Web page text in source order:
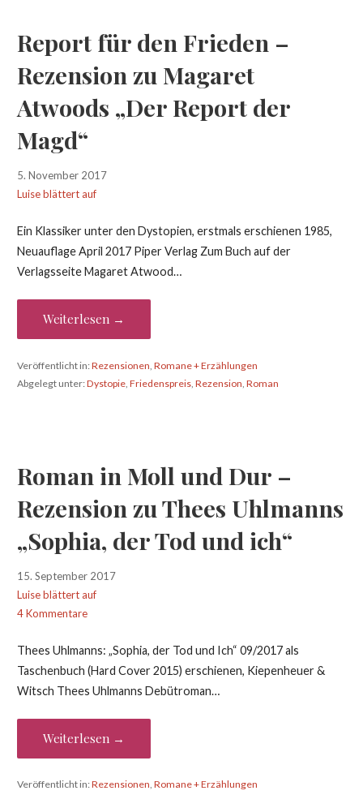
Report für den Frieden –
Rezension zu Magaret
Atwoods „Der Report der
Magd“
5. November 2017
Luise blättert auf
Ein Klassiker unter den Dystopien, erstmals erschienen 1985,
Neuauflage April 2017 Piper Verlag Zum Buch auf der
Verlagsseite Magaret Atwood…
Weiterlesen →
Veröffentlicht in:Rezensionen Romane + Erzählungen
Abgelegt unter:Dystopie, Friedenspreis, Rezension Roman
Roman in Moll und Dur –
Rezension zu Thees Uhlmanns
„Sophia, der Tod und ich“
15. September 2017
Luise blättert auf
4 Kommentare
Thees Uhlmanns: „Sophia, der Tod und Ich“ 09/2017 als
Taschenbuch (Hard Cover 2015) erschienen, Kiepenheuer &
Witsch Thees Uhlmanns Debütroman…
Weiterlesen →
Veröffentlicht in:Rezensionen, Romane + Erzählungen